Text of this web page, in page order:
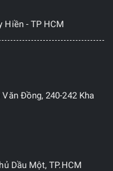
Hiền - TP HCM
Đồng, 240-242 Kha
Dầu Một, TP.HCM